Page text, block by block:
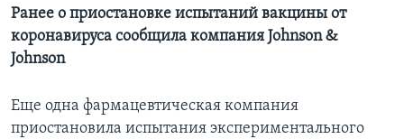
Ранее о приостановке испытаний вакцины от
коронавируса сообщила компания Johnson &
Johnson
Еще одна фармацевтическая компания
приостановила испытания экспериментального